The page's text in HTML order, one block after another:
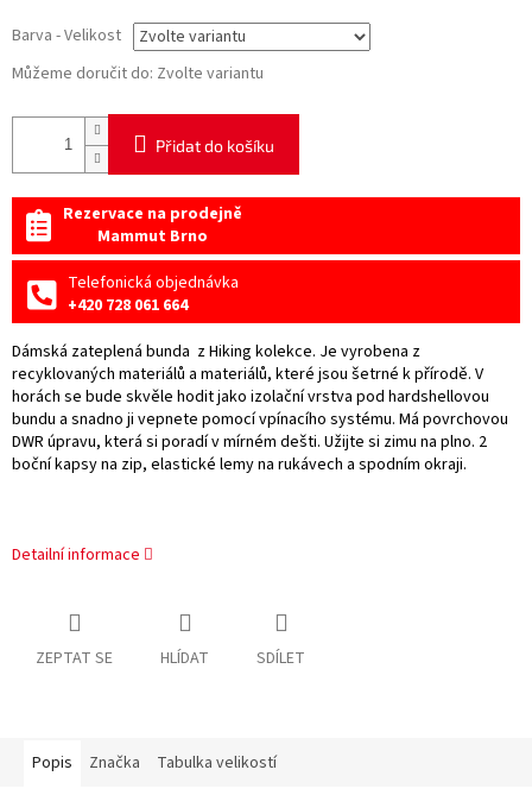
Barva - Velikost
Můžeme doručit do: Zvolte variantu
Přidat do košíku
Rezervace na prodejně
Mammut Brno
Telefonická objednávka
+420 728 061 664
Dámská zateplená bunda z Hiking kolekce. Je vyrobena z
recyklovaných materiálů a materiálů, které jsou šetrné k přírodě. V
horách se bude skvěle hodit jako izolační vrstva pod hardshellovou
bundu a snadno ji vepnete pomocí vpínacího systému. Má povrchovou
DWR úpravu, která si poradí v mírném dešti. Užijte si zimu na plno. 2
boční kapsy na zip, elastické lemy na rukávech a spodním okraji.
Detailní informace
ZEPTAT SE HLÍDAT SDÍLET
Popis Značka Tabulka velikostí